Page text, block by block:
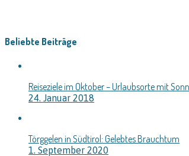
Beliebte Beiträge
Reiseziele im Oktober – Urlaubsorte mit
24. Januar 2018
Törggelen in Südtirol: Gelebtes Brauchtum
1. September 2020